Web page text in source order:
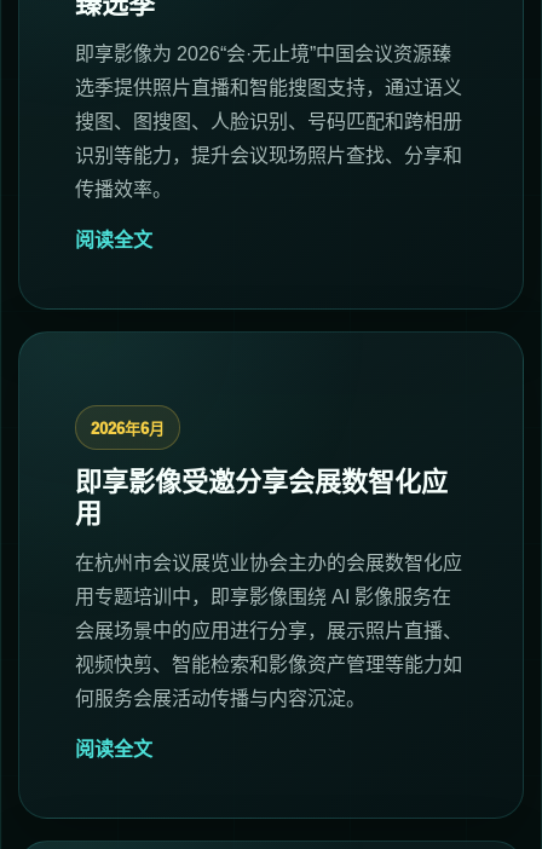
即享影像为 2026“会·无止境”中国会议资源臻
选季提供照片直播和智能搜图支持，通过语义
搜图、图搜图、人脸识别、号码匹配和跨相册
识别等能力，提升会议现场照片查找、分享和
传播效率。
阅读全文
2026年6月
即享影像受邀分享会展数智化应
用
在杭州市会议展览业协会主办的会展数智化应
用专题培训中，即享影像围绕 AI 影像服务在
会展场景中的应用进行分享，展示照片直播、
视频快剪、智能检索和影像资产管理等能力如
何服务会展活动传播与内容沉淀。
阅读全文